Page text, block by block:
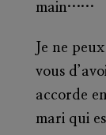
main……
Je ne
vous
accorde
mari qui